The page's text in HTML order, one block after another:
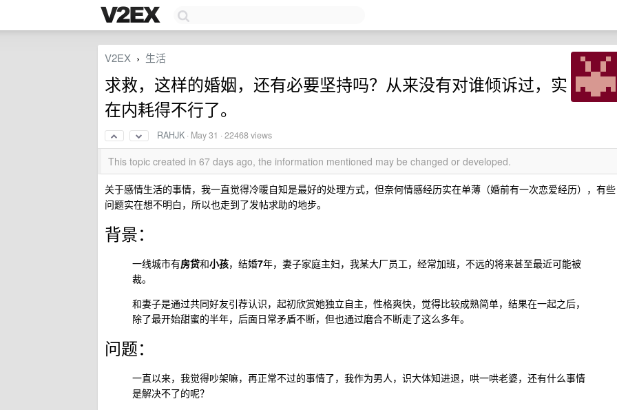
V2EX › 生活
求救，这样的婚姻，还有必要坚持吗？从来没有对谁倾诉过，实
在内耗得不行了。
RAHJK · May 31 · 22468 views
This topic created in 67 days ago, the information mentioned may be changed or developed.
关于感情生活的事情，我一直觉得冷暖自知是最好的处理方式，但奈何情感经历实在单薄（婚前有一次恋爱经历），有些
问题实在想不明白，所以也走到了发帖求助的地步。
背景：
一线城市有房贷和小孩，结婚7年，妻子家庭主妇，我某大厂员工，经常加班，不远的将来甚至最近可能被
裁。
和妻子是通过共同好友引荐认识，起初欣赏她独立自主，性格爽快，觉得比较成熟简单，结果在一起之后，
除了最开始甜蜜的半年，后面日常矛盾不断，但也通过磨合不断走了这么多年。
问题：
一直以来，我觉得吵架嘛，再正常不过的事情了，我作为男人，识大体知进退，哄一哄老婆，还有什么事情
是解决不了的呢？